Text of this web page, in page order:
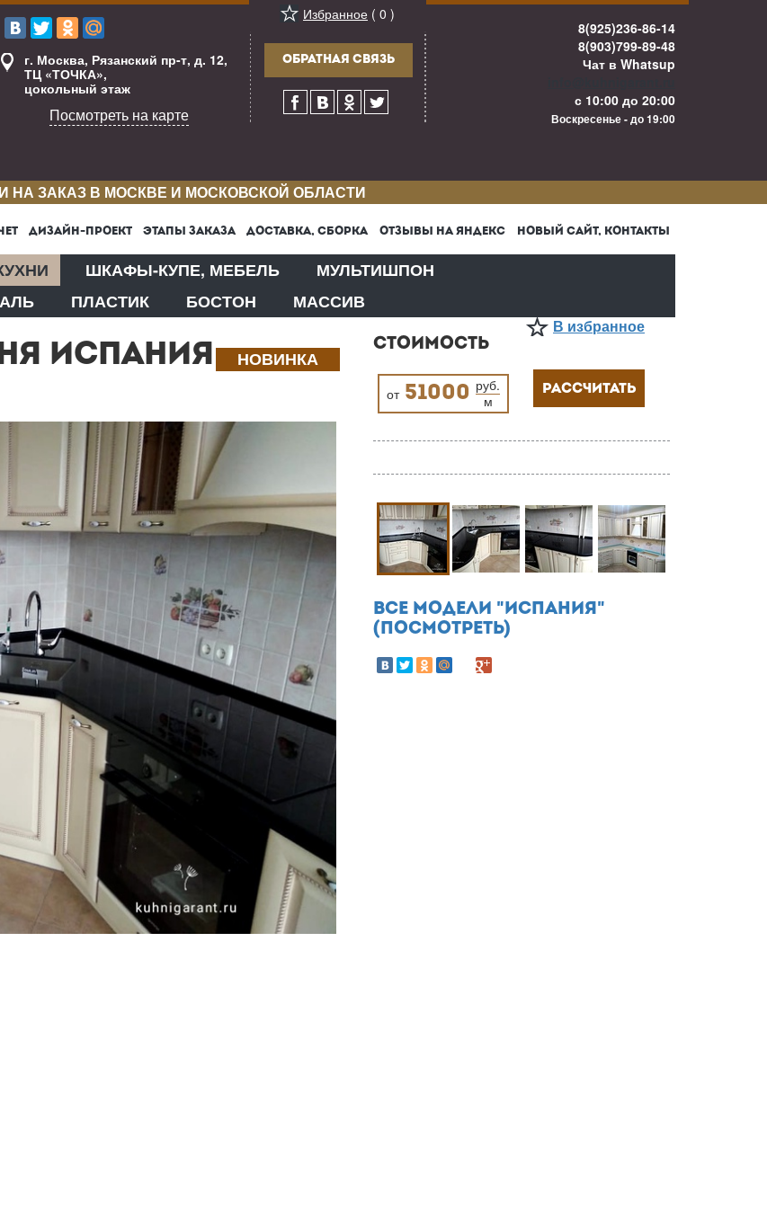
г. Москва, Рязанский пр-т, д. 12,
ТЦ «ТОЧКА»,
цокольный этаж
Посмотреть на карте
Избранное ( 0 )
ОБРАТНАЯ СВЯЗЬ
8(925)236-86-14
8(903)799-89-48
Чат в Whatsup
с 10:00 до 20:00
Воскресенье - до 19:00
НА ЗАКАЗ В МОСКВЕ И МОСКОВСКОЙ ОБЛАСТИ
ДИЗАЙН-ПРОЕКТ ЭТАПЫ ЗАКАЗА ДОСТАВКА, СБОРКА ОТЗЫВЫ НА ЯНДЕКС НОВЫЙ САЙТ, КОНТАКТЫ
ШКАФЫ-КУПЕ, МЕБЕЛЬ
МУЛЬТИШПОН
ПЛАСТИК БОСТОН МАССИВ
НОВИНКА
ИСПАНИЯ
В избранное
СТОИМОСТЬ
от 51000 руб.
м
РАССЧИТАТЬ
ВСЕ МОДЕЛИ "ИСПАНИЯ"
(ПОСМОТРЕТЬ)